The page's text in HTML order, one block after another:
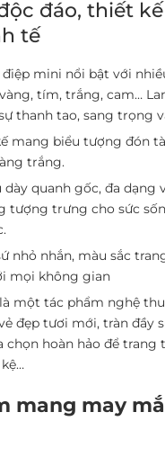
đáo, thiết
tế
điệp mini nổi bật với
tím, trắng, cam…
thanh tao, sang trọng
mang biểu tượng đón
trắng.
dày quanh gốc, đa dạng
tượng trưng cho sức
nhỏ nhắn, màu sắc
mọi không gian
một tác phẩm nghệ
đẹp tươi mới, tràn đầy
chọn hoàn hảo để trang
mang may